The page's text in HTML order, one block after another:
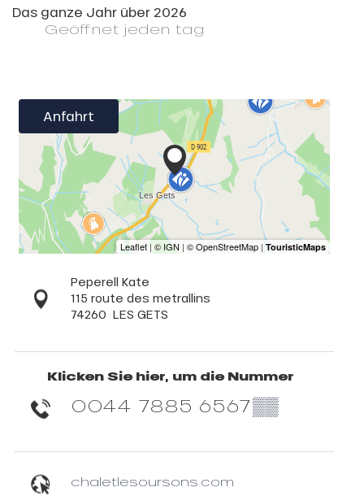
Das ganze Jahr über 2026
Geöffnet jeden tag
Anfahrt
Peperell Kate
115 route des metrallins
74260 LES GETS
Klicken Sie hier, um die Nummer
0044 7885 6567▒▒
chaletlesoursons.com